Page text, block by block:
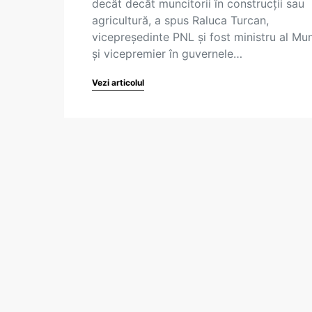
decât decât muncitorii în construcții sau
agricultură, a spus Raluca Turcan,
vicepreședinte PNL și fost ministru al
și vicepremier în guvernele…
Vezi articolul